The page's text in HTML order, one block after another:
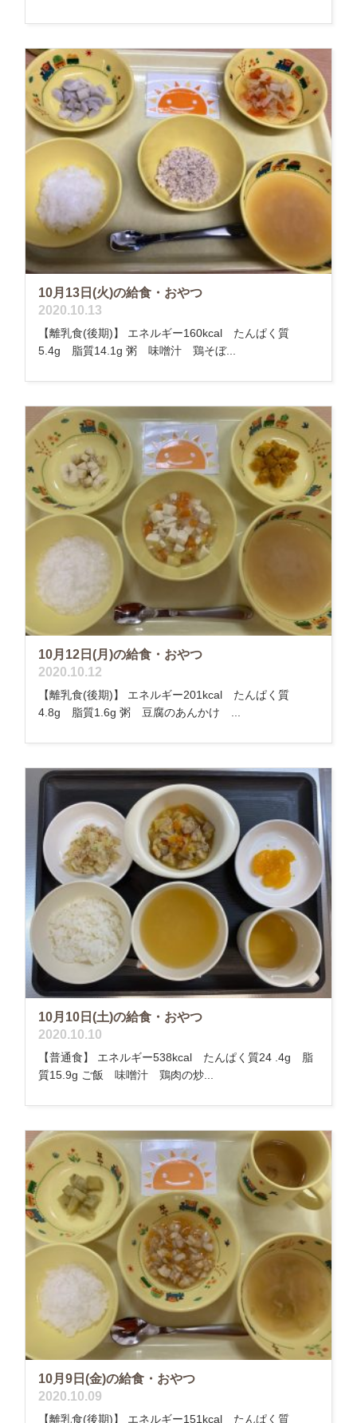
10月13日(火)の給食・おやつ
2020.10.13
【離乳食(後期)】 エネルギー160kcal たんぱく質
5.4g 脂質14.1g 粥 味噌汁 鶏そぼ...
10月12日(月)の給食・おやつ
2020.10.12
【離乳食(後期)】 エネルギー201kcal たんぱく質
4.8g 脂質1.6g 粥 豆腐のあんかけ ...
10月10日(土)の給食・おやつ
2020.10.10
【普通食】 エネルギー538kcal たんぱく質24 .4g 脂
質15.9g ご飯 味噌汁 鶏肉の炒...
10月9日(金)の給食・おやつ
2020.10.09
【離乳食(後期)】 エネルギー151kcal たんぱく質